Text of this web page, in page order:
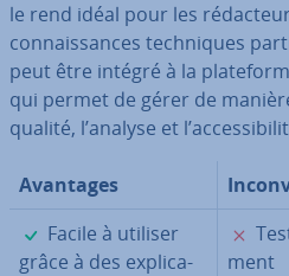
le rend idéal pour les
con­nais­sances tech­niques
peut être intégré à la
qui permet de gérer de
qualité, l’analyse et
Avantages
✓
Facile à utiliser
grâce à des ex­pli­ca­
✗
ment